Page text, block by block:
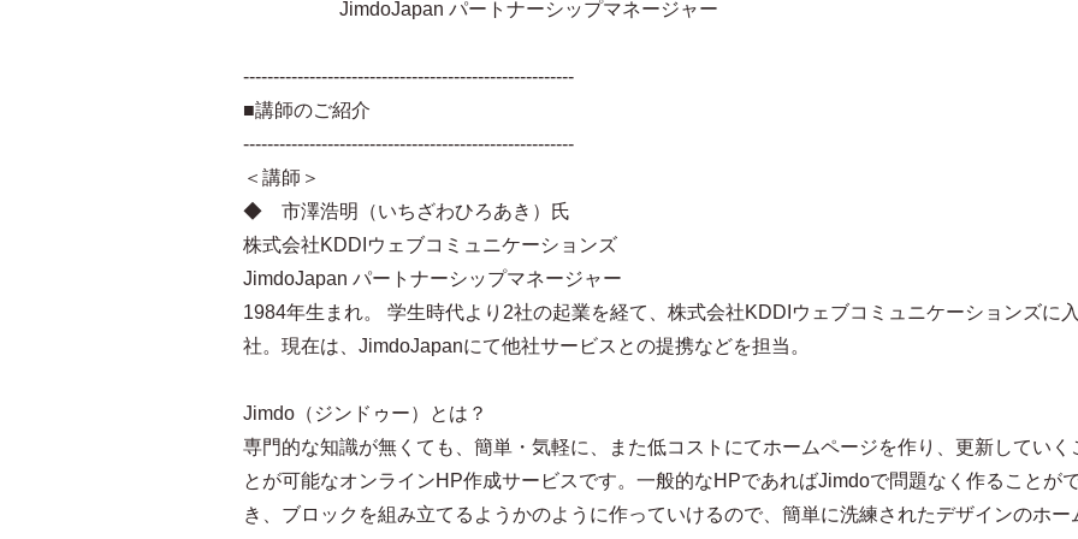
JimdoJapan パートナーシップマネージャー
-------------------------------------------------------
■講師のご紹介
-------------------------------------------------------
＜講師＞
◆ 市澤浩明（いちざわひろあき）氏
株式会社KDDIウェブコミュニケーションズ
JimdoJapan パートナーシップマネージャー
1984年生まれ。 学生時代より2社の起業を経て、株式会社KDDIウェブコミュニケーションズに入
社。現在は、JimdoJapanにて他社サービスとの提携などを担当。
Jimdo（ジンドゥー）とは？
専門的な知識が無くても、簡単・気軽に、また低コストにてホームページを作り、更新していく
とが可能なオンラインHP作成サービスです。一般的なHPであればJimdoで問題なく作ることが
き、ブロックを組み立てるようかのように作っていけるので、簡単に洗練されたデザインのホー